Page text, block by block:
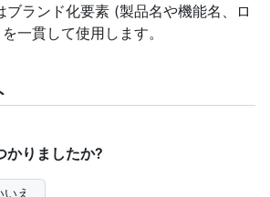
ブランド化要素 (製品名や機能名、ロ
一貫して使用します。
かりましたか?
いえ